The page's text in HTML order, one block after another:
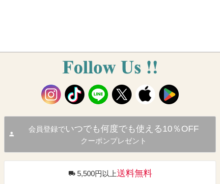
会員登録でいつでも何度でも使える10％OFF
クーポンプレゼント
5,500円以上送料無料